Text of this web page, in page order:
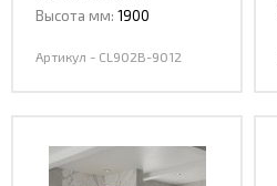
Высота мм: 1900
Артикул - CL902B-9012